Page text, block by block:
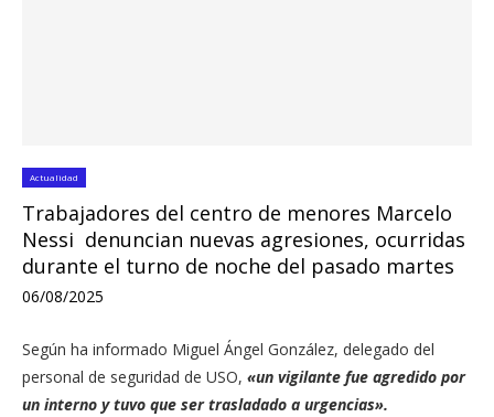
Actualidad
Trabajadores del centro de menores Marcelo
Nessi denuncian nuevas agresiones, ocurridas
durante el turno de noche del pasado martes
06/08/2025
Según ha informado Miguel Ángel González, delegado del
personal de seguridad de USO, «un vigilante fue agredido por
un interno y tuvo que ser trasladado a urgencias».